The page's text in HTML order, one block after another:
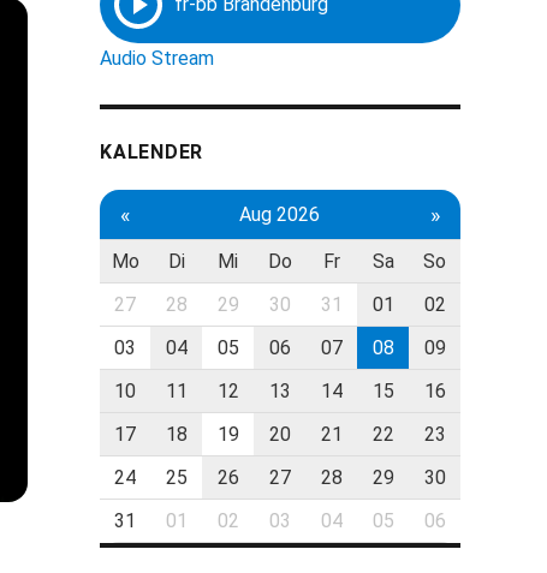
Audio Stream
KALENDER
« Aug 2026 »
Mo Di Mi Do Fr Sa
So
27
28 29 30 31 01
02
03
04 05 06 07 08
09
10
11 12 13 14 15
16
17
18 19 20 21 22
23
24
25 26 27 28 29
30
31
01 02 03 04 05 06